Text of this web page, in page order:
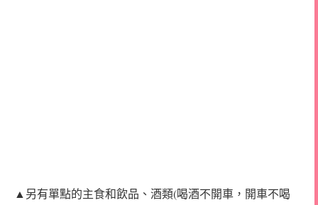
▲另有單點的主食和飲品、酒類(喝酒不開車，開車不喝